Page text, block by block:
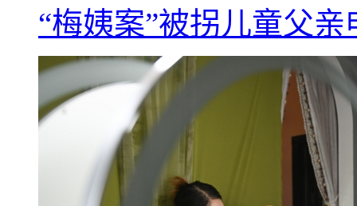
“梅姨案”被拐儿童父